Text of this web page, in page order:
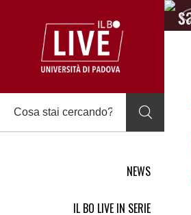
NEWS
IL BO LIVE IN SERIE